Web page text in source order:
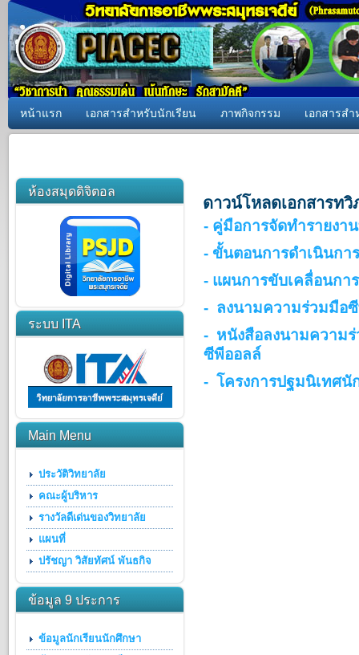
หน้าแรก เอกสารสำหรับนักเรียน ภาพกิจกรรม เอกสารส
ห้องสมุดดิจิตอล
ระบบ ITA
Main Menu
ประวัติวิทยาลัย
คณะผู้บริหาร
รางวัลดีเด่นของวิทยาลัย
แผนที่
ปรัชญา วิสัยทัศน์ พันธกิจ
ข้อมูล 9 ประการ
ข้อมูลนักเรียนนักศึกษา
ดาวน์โหลดเอกสารทวิ
- คู่มือการจัดทำรายงา
- ขั้นตอนการดำเนินกา
- แผนการขับเคลื่อนกา
- ลงนามความร่วมมือ
- หนังสือลงนามความ
ซีพีออลล์
- โครงการปฐมนิเทศนั